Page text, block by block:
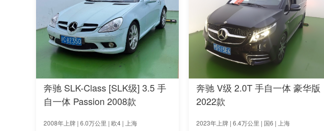
奔驰 SLK-Class [SLK级] 3.5 手
自一体 Passion 2008款
2008年上牌 | 6.0万公里 | 欧4 | 上海
奔驰 V级 2.0T 手自一体 豪华版
2022款
2023年上牌 | 6.4万公里 | 国6 | 上海